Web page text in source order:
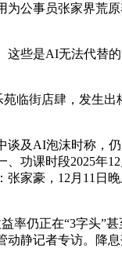
公事员张家界荒
些是AI无法代替
临街店肆，发生出
及AI泡沫时称，
功课时段2025年12
家豪，12月11日
仍正在“3字头”甚
静记者专访。降息